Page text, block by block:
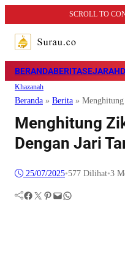
SCROLL TO
BERANDABERITASEJARAH
Khazanah
Beranda » Berita »
Menghitung
Dengan Jari
25/07/2025•577 Dilihat•3
Facebook Twitter Pinterest Mail WhatsApp